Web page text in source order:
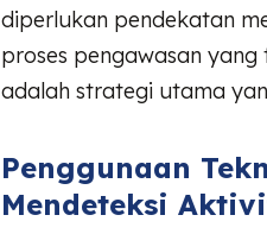
diperlukan pendekatan
proses pengawasan
adalah strategi utama
Penggunaan
Mendeteksi